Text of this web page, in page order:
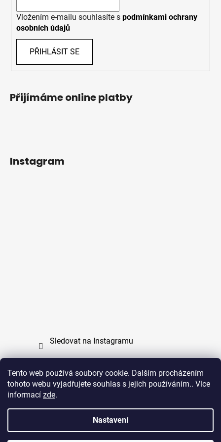
Tento web používá soubory cookie. Dalším procházením
tohoto webu vyjadřujete souhlas s jejich používáním.. Více
informací zde.
Nastavení
Vložením e-mailu souhlasíte s podmínkami ochrany
osobních údajů
PŘIHLÁSIT SE
Přijímáme online platby
Instagram
Sledovat na Instagramu
Copyright (c) 2011 - 2026 zoo-branik.cz - Všechna